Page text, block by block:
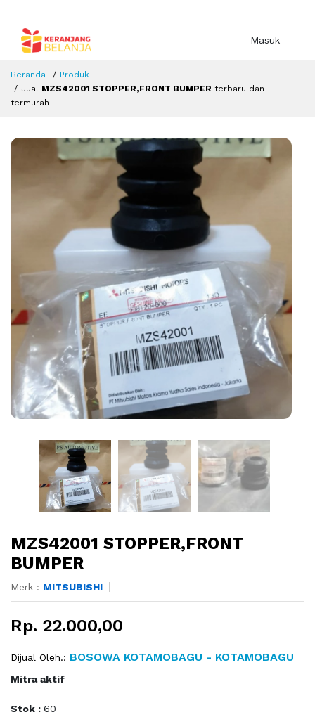
Masuk
Beranda
Produk
Jual MZS42001 STOPPER,FRONT BUMPER terbaru dan
termurah
MZS42001 STOPPER,FRONT
BUMPER
Merk : MITSUBISHI
Rp. 22.000,00
Dijual Oleh.: BOSOWA KOTAMOBAGU - KOTAMOBAGU
Mitra aktif
Stok : 60